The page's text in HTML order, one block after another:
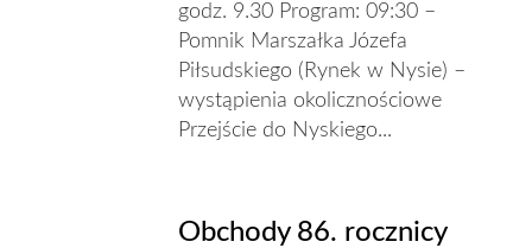
godz. 9.30 Program: 09:30 –
Pomnik Marszałka Józefa
Piłsudskiego (Rynek w Nysie) –
wystąpienia okolicznościowe
Przejście do Nyskiego...
Obchody 86. rocznicy